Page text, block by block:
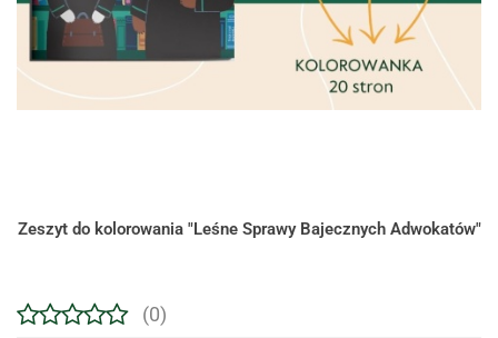
Zeszyt do kolorowania "Leśne Sprawy Bajecznych Adwokatów"
(0)